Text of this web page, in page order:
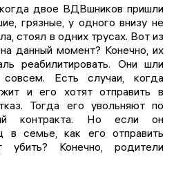
двое ВДВшников пришли
грязные, у одного внизу не
стоял в одних трусах. Вот из
данный момент? Конечно, их
реабилитировать. Они шли
Есть случаи, когда
и его хотят отправить в
Тогда его увольняют по
контракта. Но если он
в семье, как его отправить
Конечно, родители